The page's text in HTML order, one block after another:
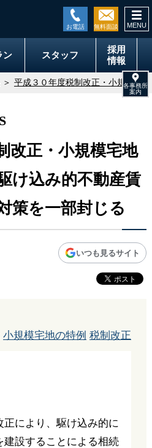
ン スタッフ
採用
情報
平成３０年度税制改正・小規模宅
改正・小規模宅地
け込み的不動産賃
策を一部封じる
いつも見るサイト
小規模宅地の特例 税制改正
により、駆け込み的に
建設することによる相続